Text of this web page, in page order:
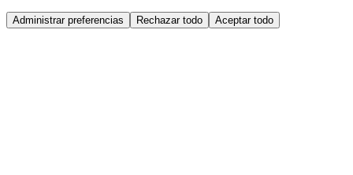
Administrar preferencias Rechazar todo Aceptar todo